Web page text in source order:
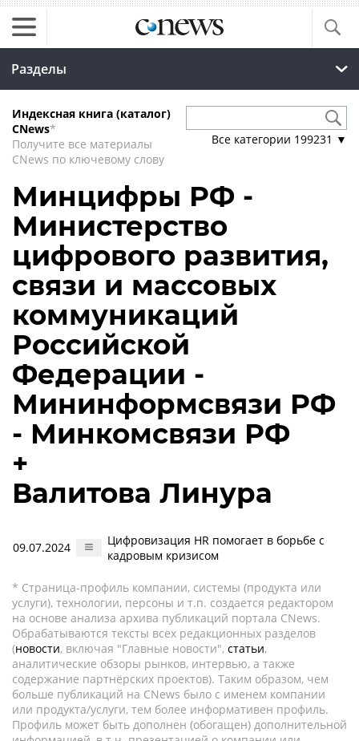
Разделы
Индексная книга (каталог)
CNews*
Получите все материалы
CNews по ключевому слову
Все категории 199231 ▼
Минцифры РФ -
Министерство
цифрового развития,
связи и массовых
коммуникаций
Российской
Федерации -
Мининформсвязи РФ
- Минкомсвязи РФ
+
Валитова Линура
09.07.2024
Цифровизация HR помогает в борьбе с
кадровым кризисом
* Страница-профиль компании, системы (продукта или
услуги), технологии, персоны и т.п. создается редактором
на основе анализа архива публикаций портала CNews.
Обрабатываются тексты всех редакционных разделов
(новости, включая "Главные новости", статьи,
аналитические обзоры рынков, интервью, а также
содержание партнёрских проектов). Таким образом, чем
больше публикаций на CNews было с именем компании
или продукта/услуги, тем более информативен профиль.
Профиль может быть дополнен (обогащен) дополнительной